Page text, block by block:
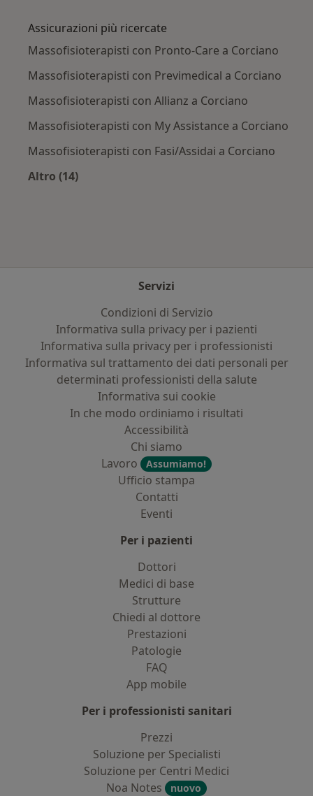
Assicurazioni più ricercate
Massofisioterapisti con Pronto-Care a Corciano
Massofisioterapisti con Previmedical a Corciano
Massofisioterapisti con Allianz a Corciano
Massofisioterapisti con My Assistance a Corciano
Massofisioterapisti con Fasi/Assidai a Corciano
Altro (14)
Servizi
Condizioni di Servizio
Informativa sulla privacy per i pazienti
Informativa sulla privacy per i professionisti
Informativa sul trattamento dei dati personali per
determinati professionisti della salute
Informativa sui cookie
In che modo ordiniamo i risultati
Accessibilità
Chi siamo
Lavoro
Assumiamo!
Ufficio stampa
Contatti
Eventi
Per i pazienti
Dottori
Medici di base
Strutture
Chiedi al dottore
Prestazioni
Patologie
FAQ
App mobile
Per i professionisti sanitari
Prezzi
Soluzione per Specialisti
Soluzione per Centri Medici
Noa Notes
nuovo